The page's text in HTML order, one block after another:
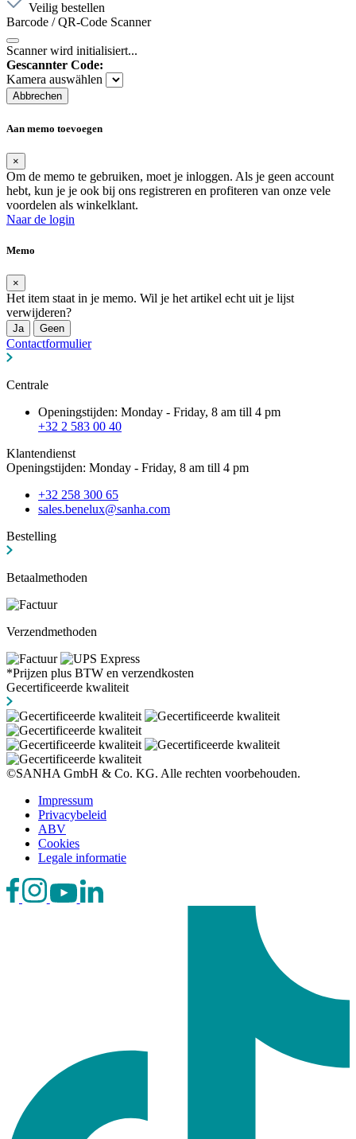
Veilig bestellen
Barcode / QR-Code Scanner
Scanner wird initialisiert...
Gescannter Code:
Kamera auswählen
Abbrechen
Aan memo toevoegen
×
Om de memo te gebruiken, moet je inloggen. Als je geen account
hebt, kun je je ook bij ons registreren en profiteren van onze vele
voordelen als winkelklant.
Naar de login
Memo
×
Het item staat in je memo. Wil je het artikel echt uit je lijst
verwijderen?
Ja Geen
Contactformulier
Centrale
Openingstijden: Monday - Friday, 8 am till 4 pm
+32 2 583 00 40
Klantendienst
Openingstijden: Monday - Friday, 8 am till 4 pm
+32 258 300 65
sales.benelux@sanha.com
Bestelling
Betaalmethoden
Verzendmethoden
*Prijzen plus BTW en verzendkosten
Gecertificeerde kwaliteit
©SANHA GmbH & Co. KG. Alle rechten voorbehouden.
Impressum
Privacybeleid
ABV
Cookies
Legale informatie